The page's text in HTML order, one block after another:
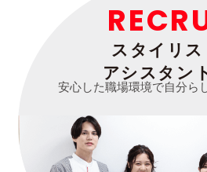
スタイリス
アシスタン
安心した職場環境で自分ら